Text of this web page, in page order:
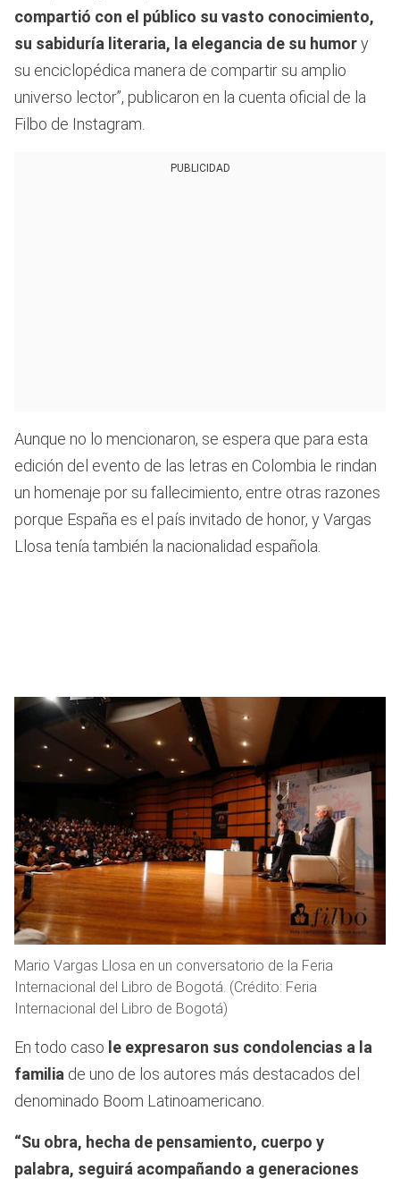
compartió con el público su vasto conocimiento,
su sabiduría literaria, la elegancia de su humory
su enciclopédica manera de compartir su amplio
universo lector”, publicaron en la cuenta oficial de la
Filbo de Instagram.
PUBLICIDAD
Aunque no lo mencionaron, se espera que para esta
edición del evento de las letras en Colombia le rindan
un homenaje por su fallecimiento, entre otras razones
porque España es el país invitado de honor, y Vargas
Llosa tenía también la nacionalidad española.
Mario Vargas Llosa en un conversatorio de la Feria
Internacional del Libro de Bogotá. (Crédito: Feria
Internacional del Libro de Bogotá)
En todo caso le expresaron sus condolencias a la
familia de uno de los autores más destacados del
denominado Boom Latinoamericano.
“Su obra, hecha de pensamiento, cuerpo y
palabra, seguirá acompañando a generaciones